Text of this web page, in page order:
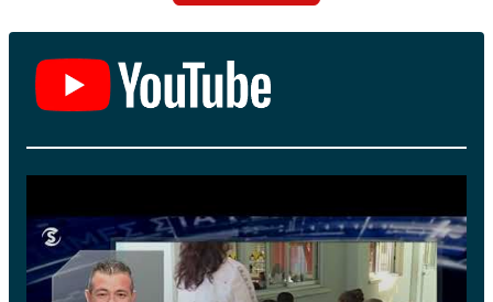
προπονητικού κέντρου.